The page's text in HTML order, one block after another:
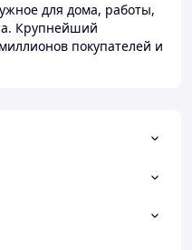
для дома, работы,
Крупнейший
покупателей и